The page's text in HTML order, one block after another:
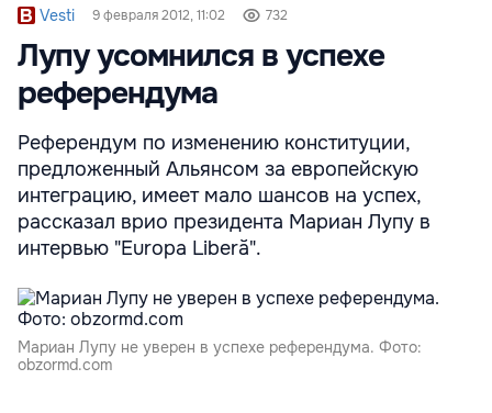
Vesti 9 февраля 2012, 11:02 732
Лупу усомнился в успехе
референдума
Референдум по изменению конституции,
предложенный Альянсом за европейскую
интеграцию, имеет мало шансов на успех,
рассказал врио президента Мариан Лупу в
интервью "Europa Liberă".
Мариан Лупу не уверен в успехе референдума. Фото:
obzormd.com